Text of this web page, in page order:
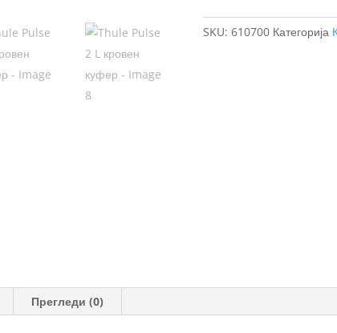
SKU: 610700 Категорија
Прегледи (0)